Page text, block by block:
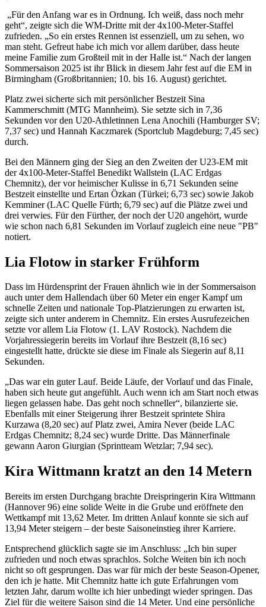
„Für den Anfang war es in Ordnung. Ich weiß, dass noch mehr
geht“, zeigte sich die WM-Dritte mit der 4x100-Meter-Staffel
zufrieden. „So ein erstes Rennen ist essenziell, um zu sehen, wo
man steht. Gefreut habe ich mich vor allem darüber, dass heute
meine Familie zum Großteil mit in der Halle ist.“ Nach der langen
Sommersaison 2025 ist ihr Blick in diesem Jahr fest auf die EM in
Birmingham (Großbritannien; 10. bis 16. August) gerichtet.
Platz zwei sicherte sich mit persönlicher Bestzeit Sina
Kammerschmitt (MTG Mannheim). Sie setzte sich in 7,36
Sekunden vor den U20-Athletinnen Lena Anochili (Hamburger SV;
7,37 sec) und Hannah Kaczmarek (Sportclub Magdeburg; 7,45 sec)
durch.
Bei den Männern ging der Sieg an den Zweiten der U23-EM mit
der 4x100-Meter-Staffel Benedikt Wallstein (LAC Erdgas
Chemnitz), der vor heimischer Kulisse in 6,71 Sekunden seine
Bestzeit einstellte und Ertan Özkan (Türkei; 6,73 sec) sowie Jakob
Kemminer (LAC Quelle Fürth; 6,79 sec) auf die Plätze zwei und
drei verwies. Für den Fürther, der noch der U20 angehört, wurde
wie schon nach 6,81 Sekunden im Vorlauf zugleich eine neue "PB"
notiert.
Lia Flotow in starker Frühform
Dass im Hürdensprint der Frauen ähnlich wie in der Sommersaison
auch unter dem Hallendach über 60 Meter ein enger Kampf um
schnelle Zeiten und nationale Top-Platzierungen zu erwarten ist,
zeigte sich unter anderem in Chemnitz. Ein erstes Ausrufezeichen
setzte vor allem Lia Flotow (1. LAV Rostock). Nachdem die
Vorjahressiegerin bereits im Vorlauf ihre Bestzeit (8,16 sec)
eingestellt hatte, drückte sie diese im Finale als Siegerin auf 8,11
Sekunden.
„Das war ein guter Lauf. Beide Läufe, der Vorlauf und das Finale,
haben sich heute gut angefühlt. Auch wenn ich am Start noch etwas
liegen gelassen habe. Das geht noch schneller“, bilanzierte sie.
Ebenfalls mit einer Steigerung ihrer Bestzeit sprintete Shira
Kurzawa (8,20 sec) auf Platz zwei, Amira Never (beide LAC
Erdgas Chemnitz; 8,24 sec) wurde Dritte. Das Männerfinale
gewann Aaron Giurgian (Sprintteam Wetzlar; 7,94 sec).
Kira Wittmann kratzt an den 14 Metern
Bereits im ersten Durchgang brachte Dreispringerin Kira Wittmann
(Hannover 96) eine solide Weite in die Grube und eröffnete den
Wettkampf mit 13,62 Meter. Im dritten Anlauf konnte sie sich auf
13,94 Meter steigern – der beste Saisoneinstieg ihrer Karriere.
Entsprechend glücklich sagte sie im Anschluss: „Ich bin super
zufrieden und noch etwas sprachlos. Solche Weiten bin ich noch
nicht so oft gesprungen. Das war für mich der beste Season-Opener,
den ich je hatte. Mit Chemnitz hatte ich gute Erfahrungen vom
letzten Jahr, darum wollte ich hier unbedingt wieder springen. Das
Ziel für die weitere Saison sind die 14 Meter. Und eine persönliche